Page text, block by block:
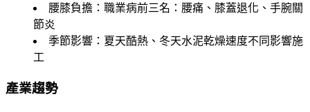
腰膝負擔 ：職業病前三名：腰痛、膝蓋退化、手腕關
節炎
季節影響 ：夏天酷熱、冬天水泥乾燥速度不同影響施
工
產業趨勢